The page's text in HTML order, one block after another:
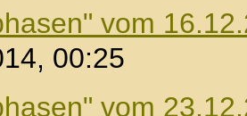
vom
00:25
vom